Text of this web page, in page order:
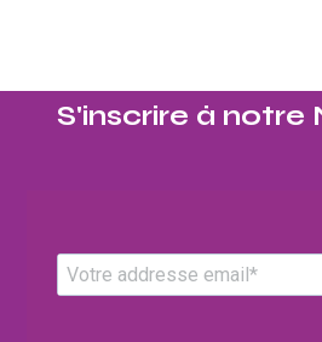
S'inscrire à